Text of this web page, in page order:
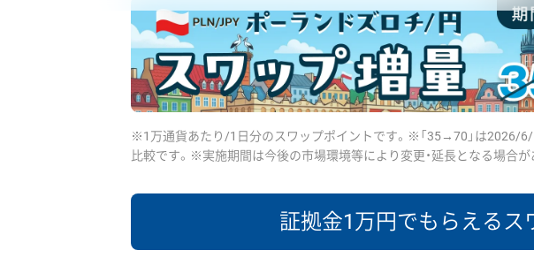
※1万通貨あたり/1日分のスワップポイントです。※「35→70」は2026/6/
比較です。※実施期間は今後の市場環境等により変更・延長となる場合が
証拠金1万円でもらえるス